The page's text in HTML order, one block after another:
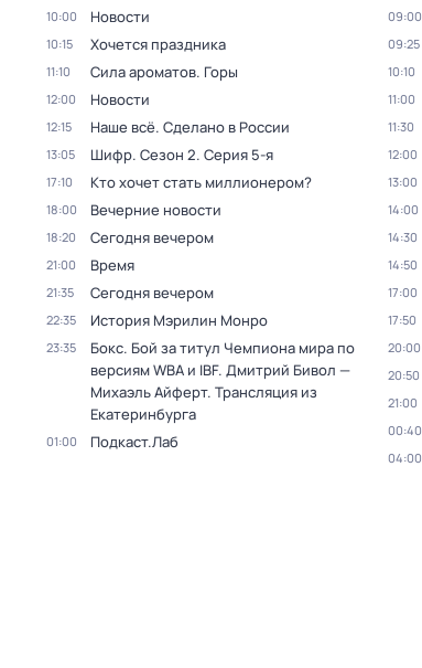
10:00 Новости
10:15 Хочется праздника
11:10 Сила ароматов. Горы
12:00 Новости
12:15 Наше всё. Сделано в России
13:05 Шифр. Сезон 2. Серия 5-я
17:10 Кто хочет стать миллионером?
18:00 Вечерние новости
18:20 Сегодня вечером
21:00 Время
21:35 Сегодня вечером
22:35 История Мэрилин Монро
23:35
Бокс. Бой за титул Чемпиона мира по
версиям WBA и IBF. Дмитрий Бивол —
Михаэль Айферт. Трансляция из
Екатеринбурга
01:00 Подкаст.Лаб
09:00
09:25
10:10
11:00
11:30
12:00
13:00
14:00
14:30
14:50
17:00
17:50
20:00
20:50
21:00
00:40
04:00